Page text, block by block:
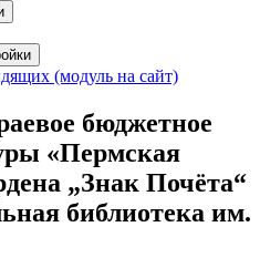
(модуль на сайт)
бюджетное
«Пермская
„Знак Почёта“
библиотека им.